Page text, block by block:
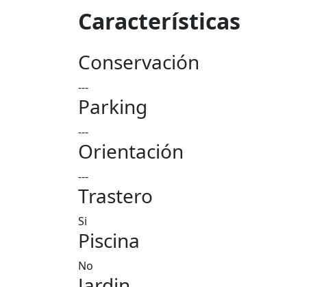
Características
Conservación
---
Parking
---
Orientación
---
Trastero
Si
Piscina
No